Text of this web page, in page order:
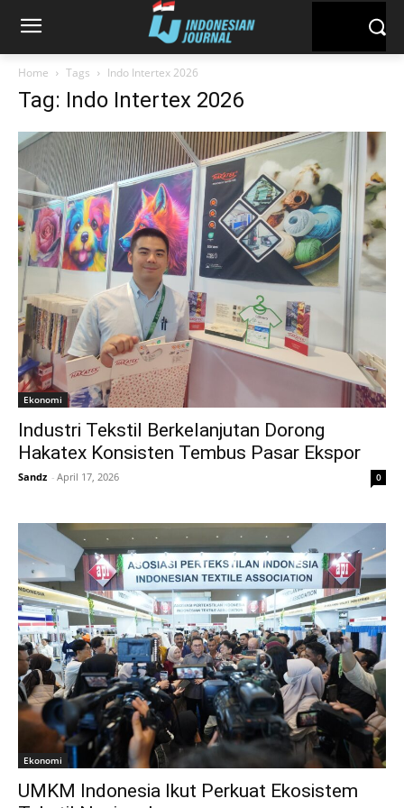
Home Tags Indo Intertex 2026
Tag: Indo Intertex 2026
Ekonomi
Industri Tekstil Berkelanjutan Dorong
Hakatex Konsisten Tembus Pasar Ekspor
Sandz - April 17, 2026 0
Ekonomi
UMKM Indonesia Ikut Perkuat Ekosistem